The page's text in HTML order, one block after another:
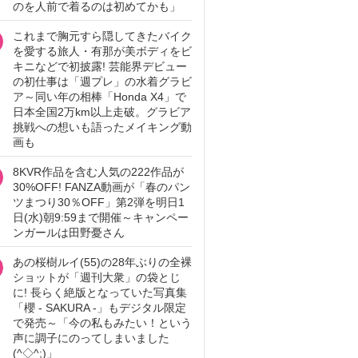
のを人前で着るのは初めてかも」
これまで胸元すら隠してきたバイク
を愛する旅人・有那が美ボディをビ
キニなどで初披露! 芸能界デビュー
の初仕事は「週プレ」の水着グラビ
ア～同い年の相棒「Honda X4」で
日本全国2万km以上走破。グラビア
挑戦への想いも語ったメイキング動
画も
8KVR作品を含む人気の222作品が
30%OFF! FANZA動画が「春のパン
ツまつり30％OFF」第2弾を明日1
日(水)朝9:59まで開催～キャンペー
ンガールは田野憂さん
あの桜樹ルイ(55)の28年ぶりの全裸
ショットが「週刊大衆」の袋とじ
に! 長らく絶版となっていた写真集
「櫻 - SAKURA -」もデジタル限定
で発売～「今の私もみたい！という
声に調子にのってしまいました
(^◇^;)」